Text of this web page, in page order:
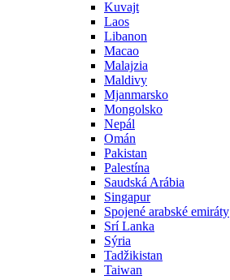
Kuvajt
Laos
Libanon
Macao
Malajzia
Maldivy
Mjanmarsko
Mongolsko
Nepál
Omán
Pakistan
Palestína
Saudská Arábia
Singapur
Spojené arabské emiráty
Srí Lanka
Sýria
Tadžikistan
Taiwan